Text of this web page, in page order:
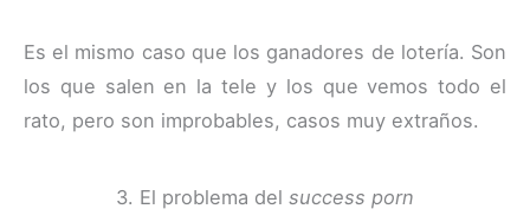
Es el mismo caso que los ganadores de lotería. Son
los que salen en la tele y los que vemos todo el
rato, pero son improbables, casos muy extraños.
3. El problema del success porn